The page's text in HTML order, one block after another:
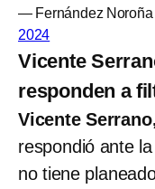
— Fernández Noroña
2024
Vicente
responden a
Vicente
respondió ante
no tiene